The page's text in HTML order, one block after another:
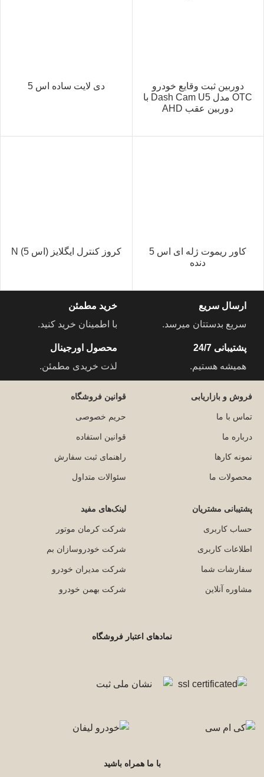
دوربین ثبت وقایع خودرو
OTC مدل Dash Cam U5 با
دوربین عقب AHD
دی لایت ساده اس 5
کاور ریموت ژله ای اس 5
دنده
کروز کنترل ایگلایز (اس 5) N
ارسال سریع
سریع بدستتان میرسد.
خرید مطمئن
با اطمینان خرید کنید.
پشتیبانی 24/7
همیشه هستیم.
محصول اورجینال
لذت خریدی مطمئن.
فروش و بازاریابی
تماس با ما
درباره ما
نمونه کارها
محصولات ما
قوانین فروشگاه
حریم خصوصی
قوانین استفاده
راهنمای ثبت سفارش
سئوالات متداول
پشتیبانی مشتریان
حساب کاربری
اطلاعات کاربری
سفارشات شما
مشاوره آنلاین
لینک‌های مفید
شرکت کرمان موتور
شرکت خودروسازان بم
شرکت مدیران خودرو
شرکت بهمن خودرو
نمادهای اعتبار فروشگاه
با ما همراه باشید